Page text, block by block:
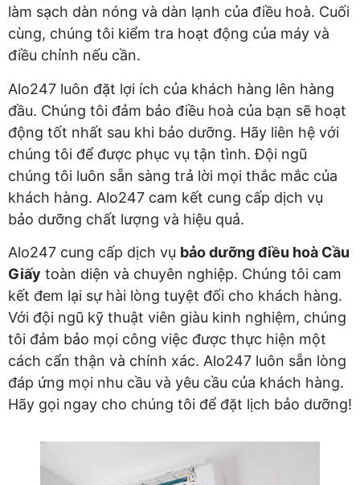
làm sạch dàn nóng và dàn lạnh của điều hoà. Cuối
cùng, chúng tôi kiểm tra hoạt động của máy và
điều chỉnh nếu cần.
Alo247 luôn đặt lợi ích của khách hàng lên hàng
đầu. Chúng tôi đảm bảo điều hoà của bạn sẽ hoạt
động tốt nhất sau khi bảo dưỡng. Hãy liên hệ với
chúng tôi để được phục vụ tận tình. Đội ngũ
chúng tôi luôn sẵn sàng trả lời mọi thắc mắc của
khách hàng. Alo247 cam kết cung cấp dịch vụ
bảo dưỡng chất lượng và hiệu quả.
Alo247 cung cấp dịch vụ bảo dưỡng điều hoà Cầu
Giấy toàn diện và chuyên nghiệp. Chúng tôi cam
kết đem lại sự hài lòng tuyệt đối cho khách hàng.
Với đội ngũ kỹ thuật viên giàu kinh nghiệm, chúng
tôi đảm bảo mọi công việc được thực hiện một
cách cẩn thận và chính xác. Alo247 luôn sẵn lòng
đáp ứng mọi nhu cầu và yêu cầu của khách hàng.
Hãy gọi ngay cho chúng tôi để đặt lịch bảo dưỡng!